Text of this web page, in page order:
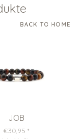
BACK TO HOME
JOB
€30,95 *